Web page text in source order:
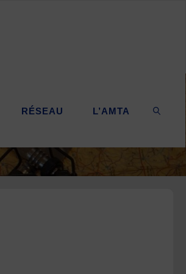
RÉSEAU L’AMTA